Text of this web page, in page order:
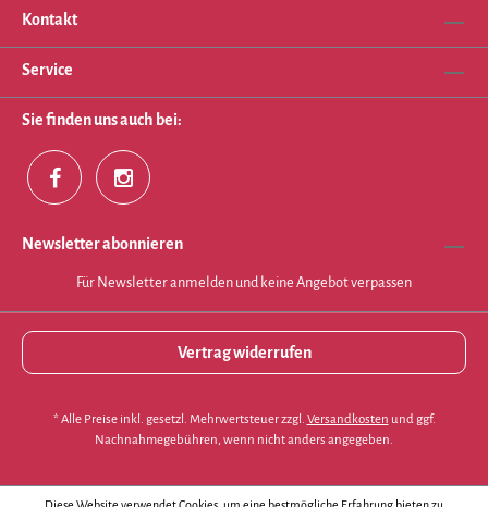
Kontakt
Service
Sie finden uns auch bei:
Newsletter abonnieren
Für Newsletter anmelden und keine Angebot verpassen
Vertrag widerrufen
* Alle Preise inkl. gesetzl. Mehrwertsteuer zzgl. Versandkosten und ggf.
Nachnahmegebühren, wenn nicht anders angegeben.